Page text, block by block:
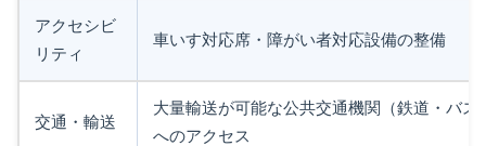
アクセシビ
リティ
車いす対応席・障がい者対応設備の整備
交通・輸送
大量輸送が可能な公共交通機関（鉄道・バス
へのアクセス